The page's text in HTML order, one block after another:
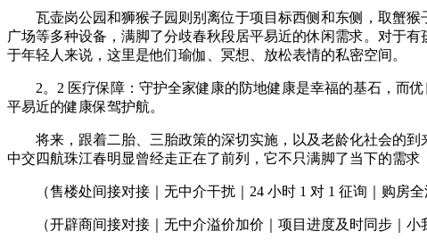
瓦壶岗公园和狮猴子园则别离位于项目标西侧和东侧，取蟹猴
广场等多种设备，满脚了分歧春秋段居平易近的休闲需求。对于
于年轻人来说，这里是他们瑜伽、冥想、放松表情的私密空间。
2。2 医疗保障：守护全家健康的防地健康是幸福的基石，而优
平易近的健康保驾护航。
将来，跟着二胎、三胎政策的深切实施，以及老龄化社会的到
中交四航珠江春明显曾经走正在了前列，它不只满脚了当下的需
（售楼处间接对接｜无中介干扰｜24 小时 1 对 1 征询｜购房全
（开辟商间接对接｜无中介溢价加价｜项目进度及时同步｜小